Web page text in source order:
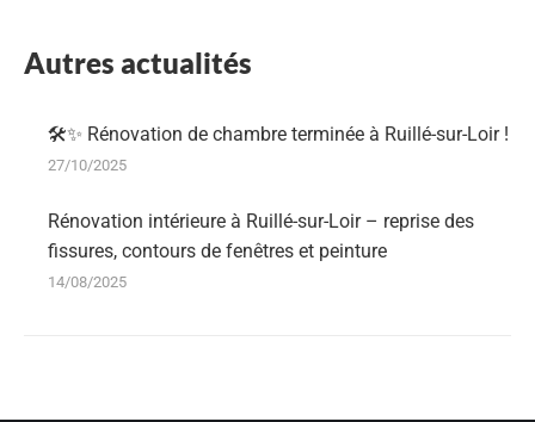
Autres actualités
🛠️✨ Rénovation de chambre terminée à Ruillé-sur-Loir !
27/10/2025
Rénovation intérieure à Ruillé-sur-Loir – reprise des
fissures, contours de fenêtres et peinture
14/08/2025